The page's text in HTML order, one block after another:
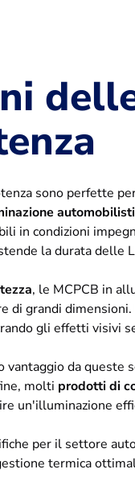
sono perfette
in condizioni
la durata delle
, le MCPCB in
di grandi
gli effetti visivi
vantaggio da queste
molti prodotti di
un'illuminazione
per il settore
termica